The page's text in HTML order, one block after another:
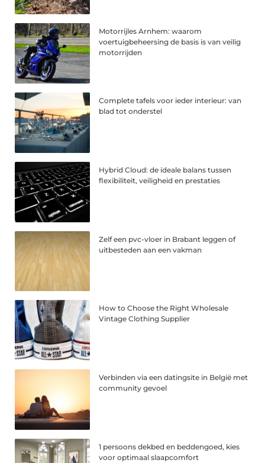
Motorrijles Arnhem: waarom
voertuigbeheersing de basis is van veilig
motorrijden
Complete tafels voor ieder interieur: van
blad tot onderstel
Hybrid Cloud: de ideale balans tussen
flexibiliteit, veiligheid en prestaties
Zelf een pvc-vloer in Brabant leggen of
uitbesteden aan een vakman
How to Choose the Right Wholesale
Vintage Clothing Supplier
Verbinden via een datingsite in België met
community gevoel
1 persoons dekbed en beddengoed, kies
voor optimaal slaapcomfort